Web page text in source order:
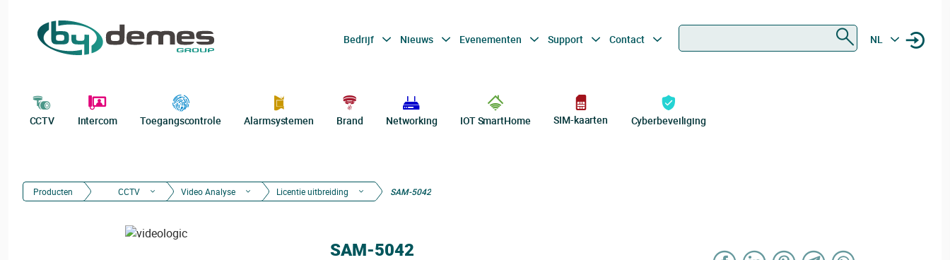
Bedrijf Nieuws Evenementen Support Contact NL
CCTV Intercom Toegangscontrole Alarmsystemen Brand Networking IOT SmartHome SIM-kaarten Cyberbeveiliging
Producten CCTV Video Analyse Licentie uitbreiding SAM-5042
SAM-5042